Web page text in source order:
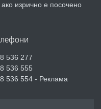
НА МЕБЕЛИ.
обзаведен
изрично е посочено
536 277
536 555
536 554 - Реклама